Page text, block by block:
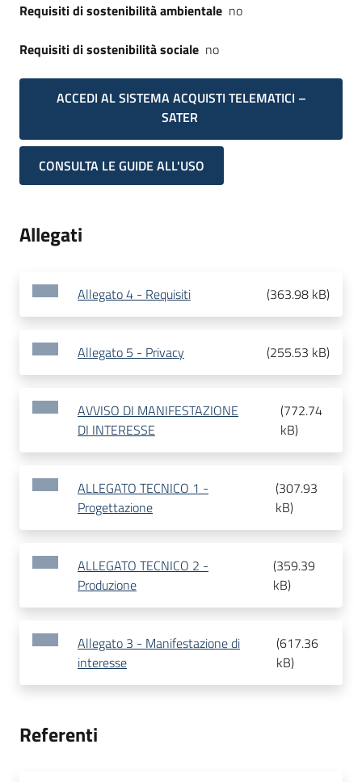
Requisiti di sostenibilità ambientale no
Requisiti di sostenibilità sociale no
ACCEDI AL SISTEMA ACQUISTI TELEMATICI –
SATER
CONSULTA LE GUIDE ALL'USO
Allegati
Allegato 4 - Requisiti (363.98 kB)
Allegato 5 - Privacy (255.53 kB)
AVVISO DI MANIFESTAZIONE
DI INTERESSE
(772.74
kB)
ALLEGATO TECNICO 1 -
Progettazione
(307.93
kB)
ALLEGATO TECNICO 2 -
Produzione
(359.39
kB)
Allegato 3 - Manifestazione di
interesse
(617.36
kB)
Referenti